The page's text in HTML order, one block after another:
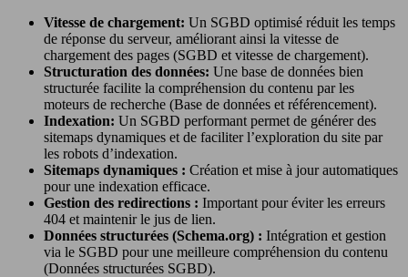
Vitesse de chargement: Un SGBD optimisé réduit les temps
de réponse du serveur, améliorant ainsi la vitesse de
chargement des pages (SGBD et vitesse de chargement).
Structuration des données: Une base de données bien
structurée facilite la compréhension du contenu par les
moteurs de recherche (Base de données et référencement).
Indexation: Un SGBD performant permet de générer des
sitemaps dynamiques et de faciliter l’exploration du site par
les robots d’indexation.
Sitemaps dynamiques : Création et mise à jour automatiques
pour une indexation efficace.
Gestion des redirections : Important pour éviter les erreurs
404 et maintenir le jus de lien.
Données structurées (Schema.org) : Intégration et gestion
via le SGBD pour une meilleure compréhension du contenu
(Données structurées SGBD).